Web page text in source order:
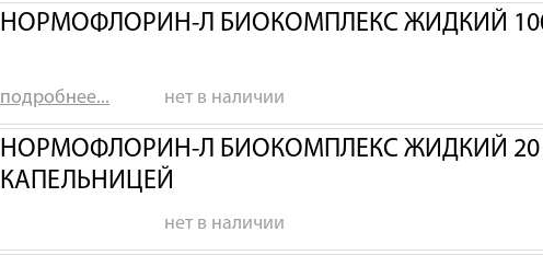
НОРМОФЛОРИН-Л БИОКОМПЛЕКС ЖИДКИЙ
подробнее... нет в наличии
НОРМОФЛОРИН-Л БИОКОМПЛЕКС ЖИДКИЙ
КАПЕЛЬНИЦЕЙ
нет в наличии